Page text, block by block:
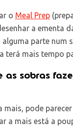
o Meal Prep
a ementa
parte num
terá mais tempo
as sobras
mais, pode
a mais está a